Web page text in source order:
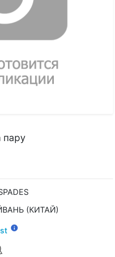
пару
(КИТАЙ)